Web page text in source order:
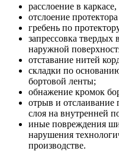
расслоение в
отслоение
гребень по
запрессовка
наружной
отставание нитей
складки по
бортовой ленты;
обнажение кромок
отрыв и отслаивание
слоя на внутренней
иные повреждения
нарушения
производстве.